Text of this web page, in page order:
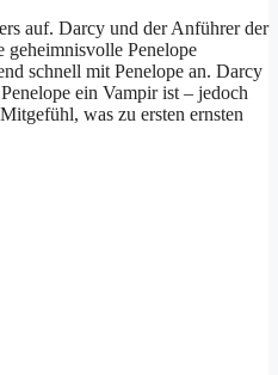
auf. Darcy und der Anführer der
geheimnisvolle Penelope
schnell mit Penelope an. Darcy
ein Vampir ist – jedoch
was zu ersten ernsten